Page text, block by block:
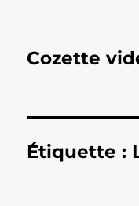
Cozette
Étiquette :